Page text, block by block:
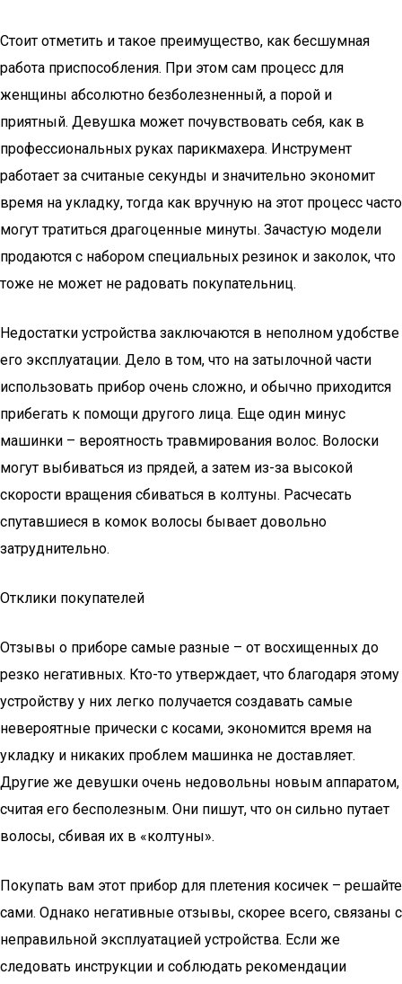
Стоит отметить и такое преимущество, как бесшумная
работа приспособления. При этом сам процесс для
женщины абсолютно безболезненный, а порой и
приятный. Девушка может почувствовать себя, как в
профессиональных руках парикмахера. Инструмент
работает за считаные секунды и значительно экономит
время на укладку, тогда как вручную на этот процесс часто
могут тратиться драгоценные минуты. Зачастую модели
продаются с набором специальных резинок и заколок, что
тоже не может не радовать покупательниц.
Недостатки устройства заключаются в неполном удобстве
его эксплуатации. Дело в том, что на затылочной части
использовать прибор очень сложно, и обычно приходится
прибегать к помощи другого лица. Еще один минус
машинки – вероятность травмирования волос. Волоски
могут выбиваться из прядей, а затем из-за высокой
скорости вращения сбиваться в колтуны. Расчесать
спутавшиеся в комок волосы бывает довольно
затруднительно.
Отклики покупателей
Отзывы о приборе самые разные – от восхищенных до
резко негативных. Кто-то утверждает, что благодаря этому
устройству у них легко получается создавать самые
невероятные прически с косами, экономится время на
укладку и никаких проблем машинка не доставляет.
Другие же девушки очень недовольны новым аппаратом,
считая его бесполезным. Они пишут, что он сильно путает
волосы, сбивая их в «колтуны».
Покупать вам этот прибор для плетения косичек – решайте
сами. Однако негативные отзывы, скорее всего, связаны с
неправильной эксплуатацией устройства. Если же
следовать инструкции и соблюдать рекомендации